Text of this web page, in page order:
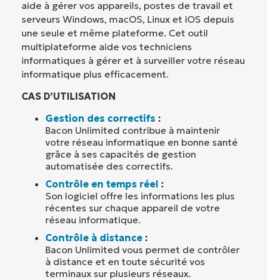
aide à gérer vos appareils, postes de travail et
serveurs Windows, macOS, Linux et iOS depuis
une seule et même plateforme. Cet outil
multiplateforme aide vos techniciens
informatiques à gérer et à surveiller votre réseau
informatique plus efficacement.
CAS D’UTILISATION
Gestion des correctifs :
Bacon Unlimited contribue à maintenir
votre réseau informatique en bonne santé
grâce à ses capacités de gestion
automatisée des correctifs.
Contrôle en temps réel :
Son logiciel offre les informations les plus
récentes sur chaque appareil de votre
réseau informatique.
Contrôle à distance :
Bacon Unlimited vous permet de contrôler
à distance et en toute sécurité vos
terminaux sur plusieurs réseaux.